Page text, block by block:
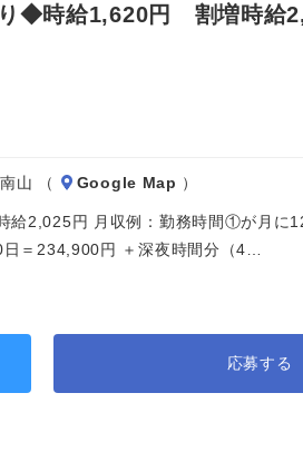
◆時給1,620円 割増時給
山 （ Google Map ）
2,025円 月収例：勤務時間①が月に
＝234,900円 ＋深夜時間分（4…
応募する